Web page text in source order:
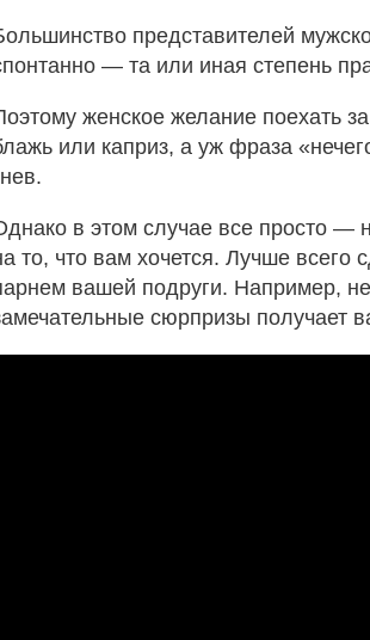
представителей
— та или иная степень
женское желание поехать
или каприз, а уж фраза
в этом случае все просто —
то, что вам хочется. Лучше
вашей подруги. Например,
сюрпризы получает